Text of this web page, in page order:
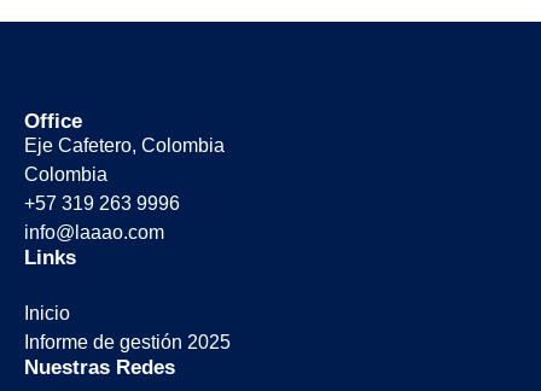
Office
Eje Cafetero, Colombia
Colombia
+57 319 263 9996
info@laaao.com
Links
Inicio
Informe de gestión 2025
Nuestras Redes